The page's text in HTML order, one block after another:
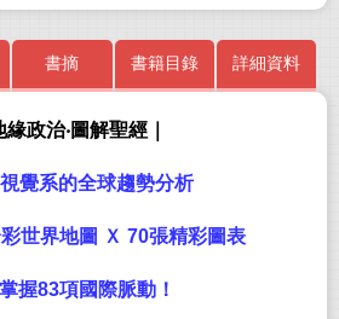
書摘 書籍目錄 詳細資料
緣政治‧圖解聖經｜
覺系的全球趨勢分析
世界地圖 Ｘ 70張精彩圖表
握83項國際脈動！